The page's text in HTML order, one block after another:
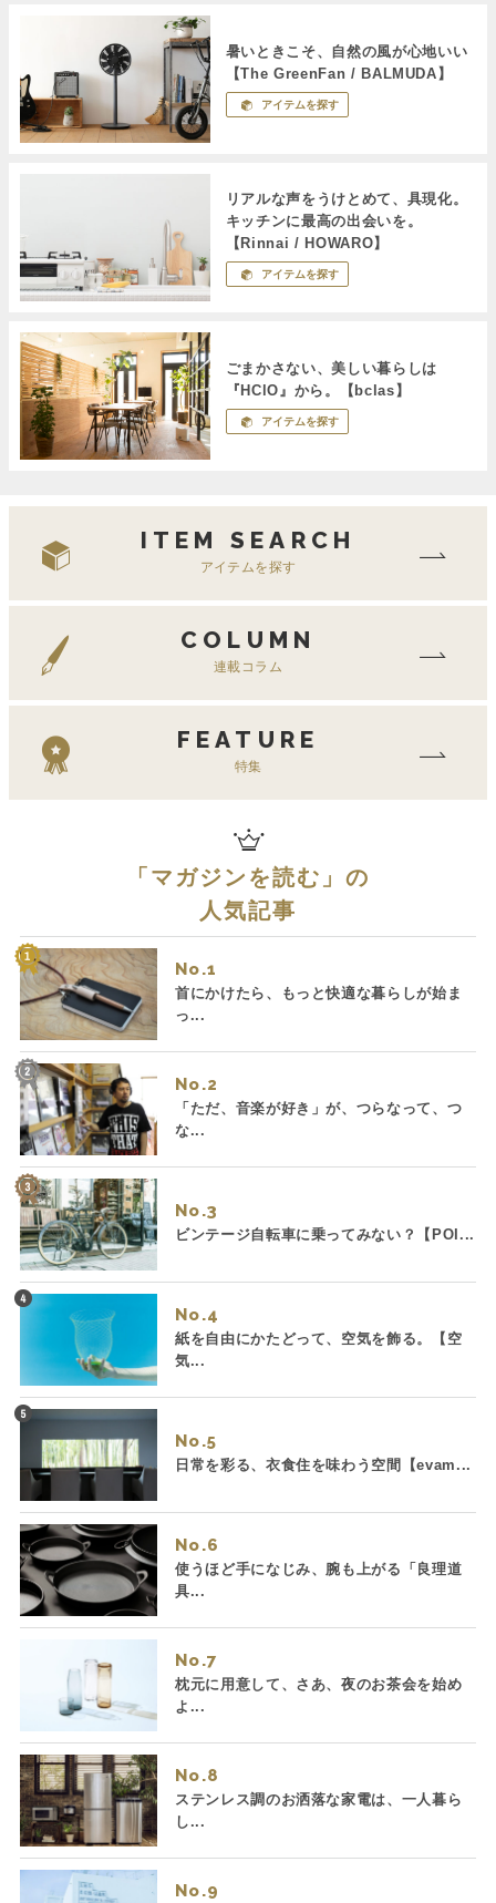
暑いときこそ、自然の風が心地いい
【The GreenFan / BALMUDA】
アイテムを探す
リアルな声をうけとめて、具現化。
キッチンに最高の出会いを。
【Rinnai / HOWARO】
アイテムを探す
ごまかさない、美しい暮らしは
『HClO』から。【bclas】
アイテムを探す
ITEM SEARCH
アイテムを探す
COLUMN
連載コラム
FEATURE
特集
「 マガジンを読む 」の
人気記事
No.
首にかけたら、もっと快適な暮らしが始ま
っ...
No.
「ただ、音楽が好き」が、つらなって、つ
な...
No.
ビンテージ自転車に乗ってみない？【POI...
No.
紙を自由にかたどって、空気を飾る。【空
気...
No.
日常を彩る、衣食住を味わう空間【evam...
No.
使うほど手になじみ、腕も上がる「良理道
具...
No.
枕元に用意して、さあ、夜のお茶会を始め
よ...
No.
ステンレス調のお洒落な家電は、一人暮ら
し...
No.